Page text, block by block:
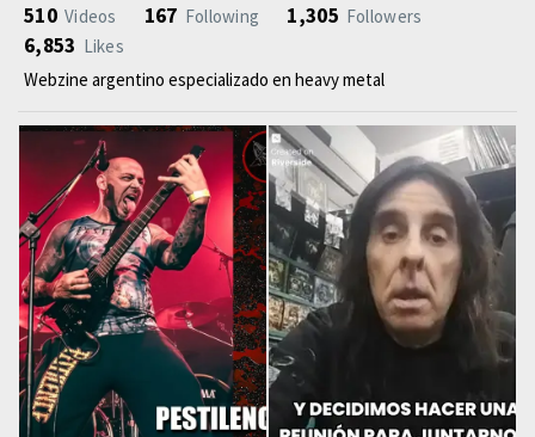
510 Videos 167 Following 1,305 Followers
6,853 Likes
Webzine argentino especializado en heavy metal